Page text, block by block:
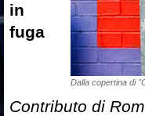
Dalla copertina di
in
fuga
Contributo di